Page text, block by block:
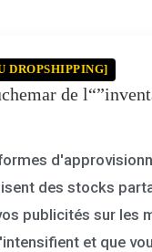
DROPSHIPPING]
de
des stocks
publicités sur les
et que